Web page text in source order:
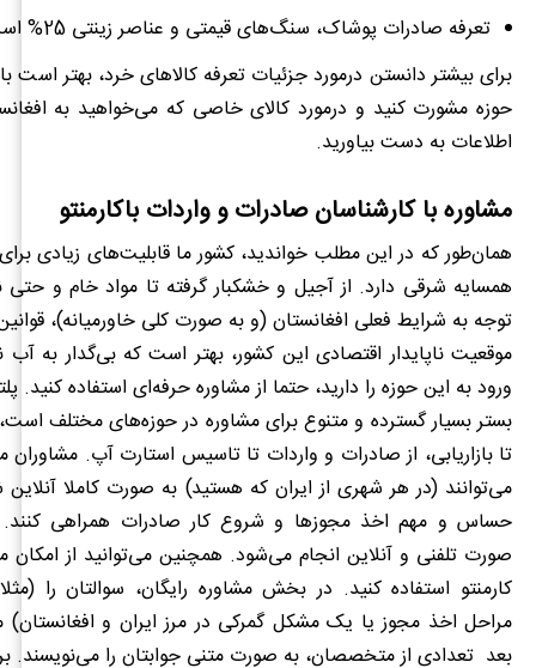
تعرفه صادرات پوشاک، سنگ‌های قیمتی و عناصر زینتی 25% است.
برای بیشتر دانستن درمورد جزئیات تعرفه کالاهای خرد، بهتر
حوزه مشورت کنید و درمورد کالای خاصی که می‌خواهید به
اطلاعات به دست بیاورید.
مشاوره با کارشناسان صادرات و واردات باکارمنتو
همان‌طور که در این مطلب خواندید، کشور ما قابلیت‌های زیادی
همسایه شرقی دارد. از آجیل و خشکبار گرفته تا مواد خام و حتی
توجه به شرایط فعلی افغانستان (و به صورت کلی خاورمیانه)،
موقعیت ناپایدار اقتصادی این کشور، بهتر است که بی‌گدار به آب
ورود به این حوزه را دارید، حتما از مشاوره حرفه‌‍‌ای استفاده کنید.
بستر بسیار گسترده و متنوع برای مشاوره در حوزه‌های مختلف
تا بازاریابی، از صادرات و واردات تا تاسیس استارت آپ.
می‌توانند (در هر شهری از ایران که هستید) به صورت کاملا آنلاین
حساس و مهم اخذ مجوزها و شروع کار صادرات همراهی کنند.
صورت تلفنی و آنلاین انجام می‌‌شود. همچنین می‌توانید از امکان
کارمنتو استفاده کنید. در بخش مشاوره رایگان، سوالتان را
مراحل اخذ مجوز یا یک مشکل گمرکی در مرز ایران و
بعد تعدادی از متخصصان، به صورت متنی جوابتان را می‌نویسند.